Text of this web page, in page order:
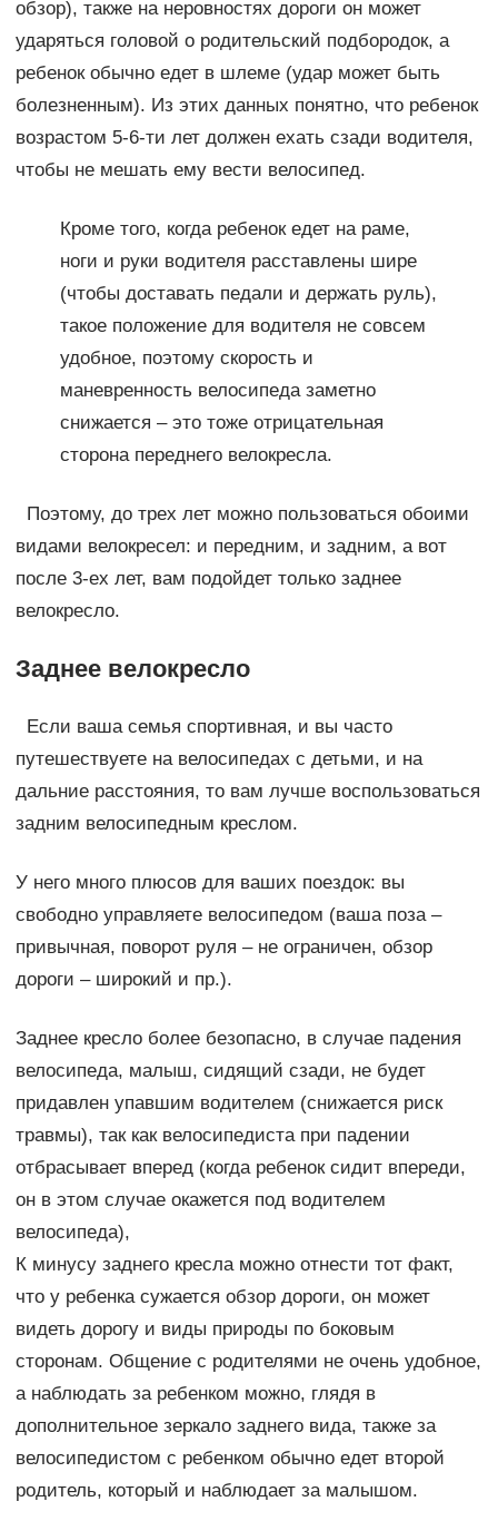
обзор), также на неровностях дороги он может
ударяться головой о родительский подбородок, а
ребенок обычно едет в шлеме (удар может быть
болезненным). Из этих данных понятно, что ребенок
возрастом 5-6-ти лет должен ехать сзади водителя,
чтобы не мешать ему вести велосипед.
Кроме того, когда ребенок едет на раме,
ноги и руки водителя расставлены шире
(чтобы доставать педали и держать руль),
такое положение для водителя не совсем
удобное, поэтому скорость и
маневренность велосипеда заметно
снижается – это тоже отрицательная
сторона переднего велокресла.
Поэтому, до трех лет можно пользоваться обоими
видами велокресел: и передним, и задним, а вот
после 3-ех лет, вам подойдет только заднее
велокресло.
Заднее велокресло
Если ваша семья спортивная, и вы часто
путешествуете на велосипедах с детьми, и на
дальние расстояния, то вам лучше воспользоваться
задним велосипедным креслом.
У него много плюсов для ваших поездок: вы
свободно управляете велосипедом (ваша поза –
привычная, поворот руля – не ограничен, обзор
дороги – широкий и пр.).
Заднее кресло более безопасно, в случае падения
велосипеда, малыш, сидящий сзади, не будет
придавлен упавшим водителем (снижается риск
травмы), так как велосипедиста при падении
отбрасывает вперед (когда ребенок сидит впереди,
он в этом случае окажется под водителем
велосипеда),
К минусу заднего кресла можно отнести тот факт,
что у ребенка сужается обзор дороги, он может
видеть дорогу и виды природы по боковым
сторонам. Общение с родителями не очень удобное,
а наблюдать за ребенком можно, глядя в
дополнительное зеркало заднего вида, также за
велосипедистом с ребенком обычно едет второй
родитель, который и наблюдает за малышом.